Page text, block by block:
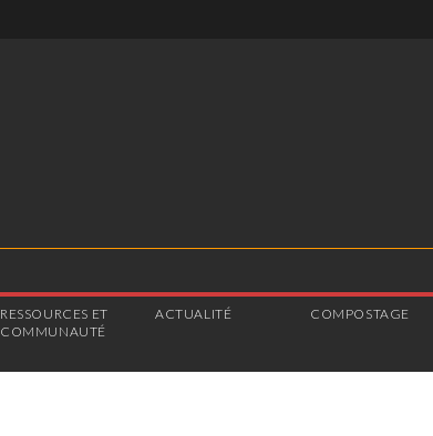
RESSOURCES ET
COMMUNAUTÉ
ACTUALITÉ COMPOSTAGE